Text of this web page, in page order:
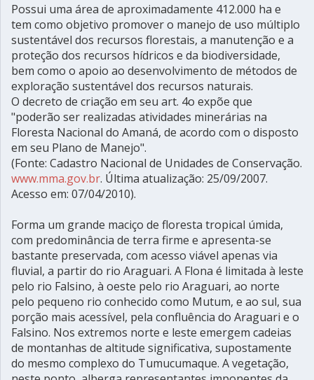
Possui uma área de aproximadamente 412.000 ha e
tem como objetivo promover o manejo de uso múltiplo
sustentável dos recursos florestais, a manutenção e a
proteção dos recursos hídricos e da biodiversidade,
bem como o apoio ao desenvolvimento de métodos de
exploração sustentável dos recursos naturais.
O decreto de criação em seu art. 4o expõe que
"poderão ser realizadas atividades minerárias na
Floresta Nacional do Amaná, de acordo com o disposto
em seu Plano de Manejo".
(Fonte: Cadastro Nacional de Unidades de Conservação.
www.mma.gov.br. Última atualização: 25/09/2007.
Acesso em: 07/04/2010).
Forma um grande maciço de floresta tropical úmida,
com predominância de terra firme e apresenta-se
bastante preservada, com acesso viável apenas via
fluvial, a partir do rio Araguari. A Flona é limitada à leste
pelo rio Falsino, à oeste pelo rio Araguari, ao norte
pelo pequeno rio conhecido como Mutum, e ao sul, sua
porção mais acessível, pela confluência do Araguari e o
Falsino. Nos extremos norte e leste emergem cadeias
de montanhas de altitude significativa, supostamente
do mesmo complexo do Tumucumaque. A vegetação,